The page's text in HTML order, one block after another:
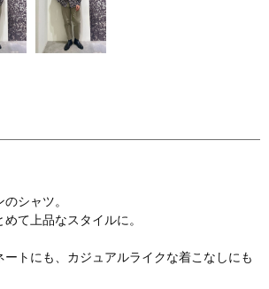
シャツ。
て上品なスタイルに。
ートにも、カジュアルライクな着こなしにも